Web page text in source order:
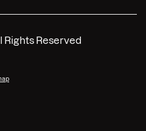
Rights Reserved